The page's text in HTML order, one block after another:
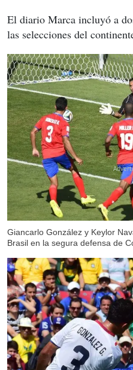
El diario Marca incluyó a
las selecciones del
Giancarlo González y Keylor
Brasil en la segura defensa de